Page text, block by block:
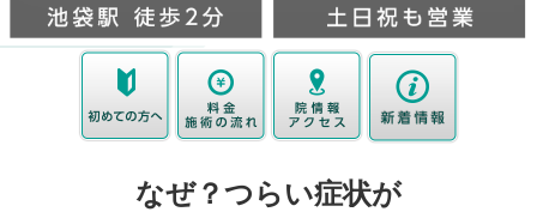
なぜ？つらい症状が